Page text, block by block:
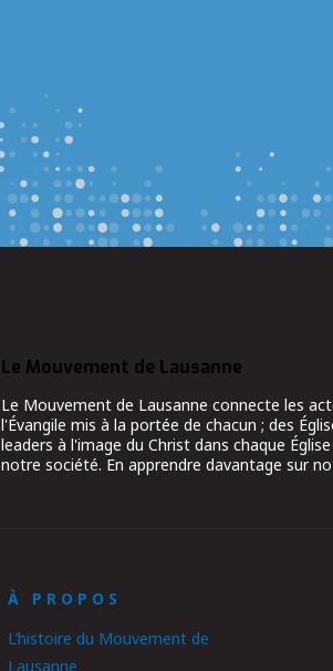
Le Mouvement de Lausanne
Le Mouvement de Lausanne connecte les
l'Évangile mis à la portée de chacun ; des
leaders à l'image du Christ dans chaque
notre société. En apprendre davantage sur
À PROPOS
L’histoire du Mouvement de
Lausanne